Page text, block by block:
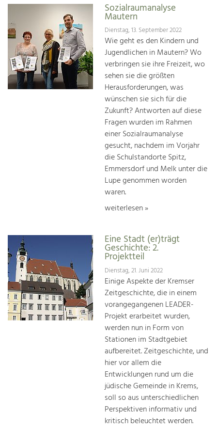
Sozialraumanalyse
Mautern
Dienstag, 13. September 2022
Wie geht es den Kindern und
Jugendlichen in Mautern? Wo
verbringen sie ihre Freizeit, wo
sehen sie die größten
Herausforderungen, was
wünschen sie sich für die
Zukunft? Antworten auf diese
Fragen wurden im Rahmen
einer Sozialraumanalyse
gesucht, nachdem im Vorjahr
die Schulstandorte Spitz,
Emmersdorf und Melk unter die
Lupe genommen worden
waren.
weiterlesen »
Eine Stadt (er)trägt
Geschichte: 2.
Projektteil
Dienstag, 21. Juni 2022
Einige Aspekte der Kremser
Zeitgeschichte, die in einem
vorangegangenen LEADER-
Projekt erarbeitet wurden,
werden nun in Form von
Stationen im Stadtgebiet
aufbereitet. Zeitgeschichte, und
hier vor allem die
Entwicklungen rund um die
jüdische Gemeinde in Krems,
soll so aus unterschiedlichen
Perspektiven informativ und
kritisch beleuchtet werden.